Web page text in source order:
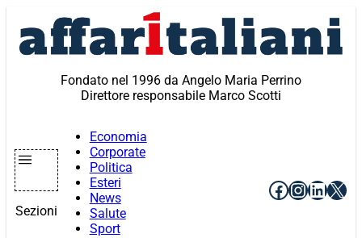
contenuto
Fondato nel 1996 da Angelo Maria Perrino
Direttore responsabile Marco Scotti
Sezioni
Economia
Corporate
Politica
Esteri
News
Salute
Sport
Facebook
X